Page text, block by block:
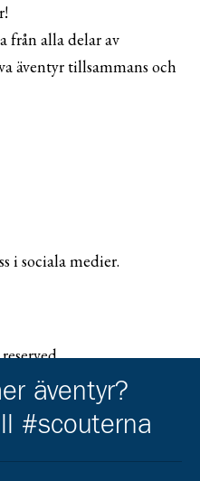
från alla delar av
äventyr tillsammans och
i sociala medier.
äventyr?
#scouterna